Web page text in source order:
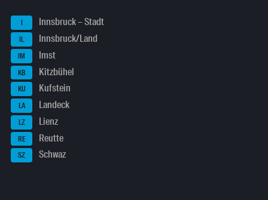
I Innsbruck – Stadt
IL Innsbruck/Land
IM Imst
KB Kitzbühel
KU Kufstein
LA Landeck
LZ Lienz
RE Reutte
SZ Schwaz